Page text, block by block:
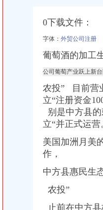
出口权）
渝高 （工商注册）
口权）
）
渝北 （工商注册）
出口权）
商注册）
高 （工商注册）
0下载文件：
字体： 外贸公司注册
葡萄酒的加工
公司葡萄产业跃上新
农投”
目前营
立“注册资金
别是中方县
立“并正式运营
美国加洲月美
作，
中方县惠民生
农投”
止前在中方